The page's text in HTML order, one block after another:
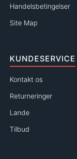
Handelsbetingelser
Site Map
KUNDESERVICE
Kontakt os
Returneringer
Lande
Tilbud